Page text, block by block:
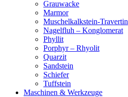
Grauwacke
Marmor
Muschelkalkstein-Travertin
Nagelfluh – Konglomerat
Phyllit
Porphyr – Rhyolit
Quarzit
Sandstein
Schiefer
Tuffstein
Maschinen & Werkzeuge